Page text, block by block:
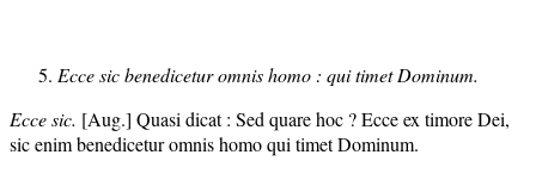
Ecce sic benedicetur omnis homo : qui timet Dominum.
Ecce sic. [Aug.] Quasi dicat : Sed quare hoc ? Ecce ex timore Dei,
sic enim benedicetur omnis homo qui timet Dominum.